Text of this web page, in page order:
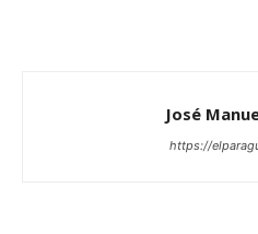
José
https://